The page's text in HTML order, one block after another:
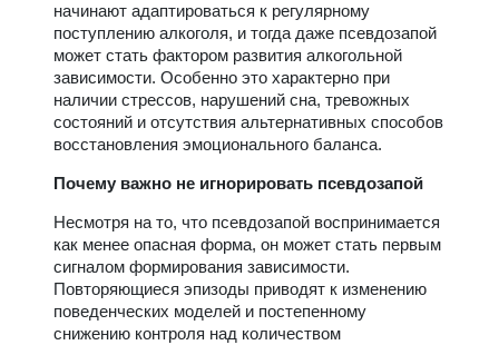
начинают адаптироваться к регулярному
поступлению алкоголя, и тогда даже псевдозапой
может стать фактором развития алкогольной
зависимости. Особенно это характерно при
наличии стрессов, нарушений сна, тревожных
состояний и отсутствия альтернативных способов
восстановления эмоционального баланса.
Почему важно не игнорировать псевдозапой
Несмотря на то, что псевдозапой воспринимается
как менее опасная форма, он может стать первым
сигналом формирования зависимости.
Повторяющиеся эпизоды приводят к изменению
поведенческих моделей и постепенному
снижению контроля над количеством